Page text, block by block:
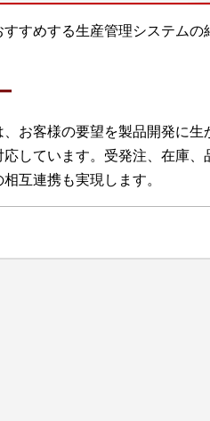
すめする生産管理システムの
、お客様の要望を製品開発に
応しています。受発注、在庫
互連携も実現します。